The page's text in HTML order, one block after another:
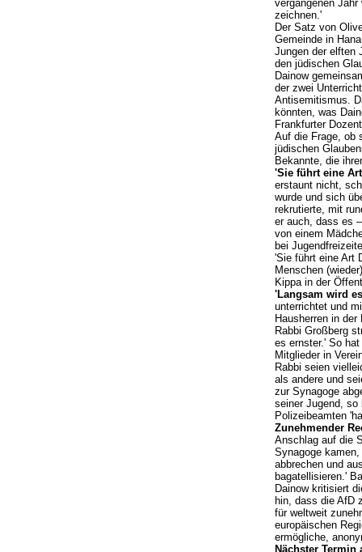
vergangenen
zeichnen.'
Der Satz von
Gemeinde in
Jungen der elften
den jüdischen
Dainow
der zwei
Antisemitismus.
könnten, was
Frankfurter
Auf die Frage, ob
jüdischen
Bekannte, die
'Sie führt eine
erstaunt nicht,
wurde und sich
rekrutierte, mit
er auch, dass es
von einem
bei
'Sie führt eine Art
Menschen
Kippa in der
'Langsam wird
unterrichtet und
Hausherren in
Rabbi Großberg
es ernster.' So
Mitglieder in
Rabbi seien
als andere und
zur Synagoge
seiner Jugend, so
Polizeibeamten
Zunehmender
Anschlag auf die
Synagoge
abbrechen und
bagatellisieren.'
Dainow kritisiert
hin, dass die AfD
für weltweit
europäischen
ermögliche,
Nächster